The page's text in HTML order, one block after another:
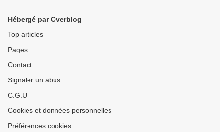
Hébergé par Overblog
Top articles
Pages
Contact
Signaler un abus
C.G.U.
Cookies et données personnelles
Préférences cookies